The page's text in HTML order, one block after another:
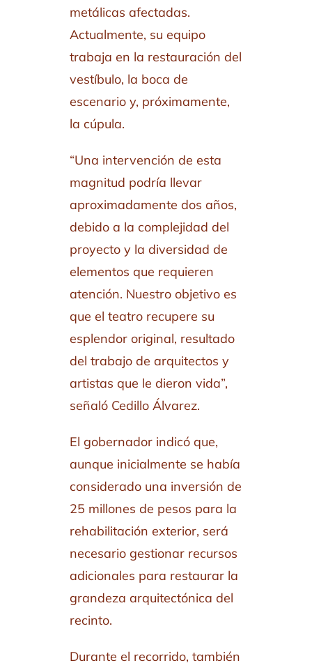
metálicas afectadas.
Actualmente, su equipo
trabaja en la restauración del
vestíbulo, la boca de
escenario y, próximamente,
la cúpula.
“Una intervención de esta
magnitud podría llevar
aproximadamente dos años,
debido a la complejidad del
proyecto y la diversidad de
elementos que requieren
atención. Nuestro objetivo es
que el teatro recupere su
esplendor original, resultado
del trabajo de arquitectos y
artistas que le dieron vida”,
señaló Cedillo Álvarez.
El gobernador indicó que,
aunque inicialmente se había
considerado una inversión de
25 millones de pesos para la
rehabilitación exterior, será
necesario gestionar recursos
adicionales para restaurar la
grandeza arquitectónica del
recinto.
Durante el recorrido, también